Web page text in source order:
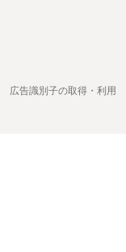
広告識別子の取得・利用